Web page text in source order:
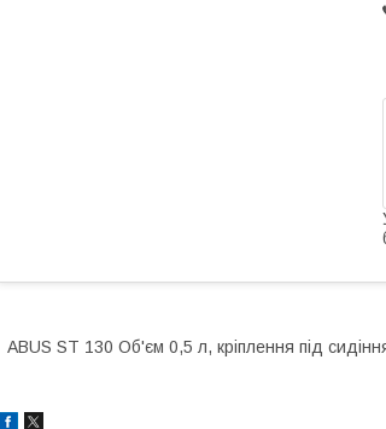
ABUS ST 130 Об'єм 0,5 л, кріплення під